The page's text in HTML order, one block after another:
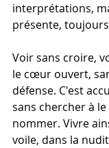
interprétations,
présente,
Voir sans croire,
le cœur ouvert,
défense. C'est
sans chercher à
nommer. Vivre
voile, dans la